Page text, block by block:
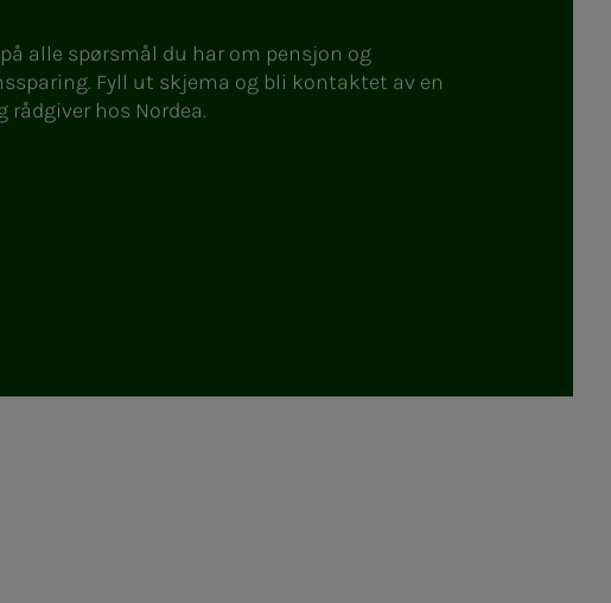
på alle spørsmål du har om pensjon og
Fyll ut skjema og bli kontaktet av en
rådgiver hos Nordea.